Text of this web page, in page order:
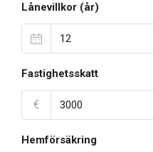
Lånevillkor (år)
Fastighetsskatt
€
Hemförsäkring